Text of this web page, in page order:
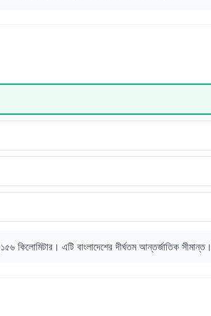
কিলোমিটার। এটি বাংলাদেশের দীর্ঘতম আন্তর্জাতিক সীমান্ত।